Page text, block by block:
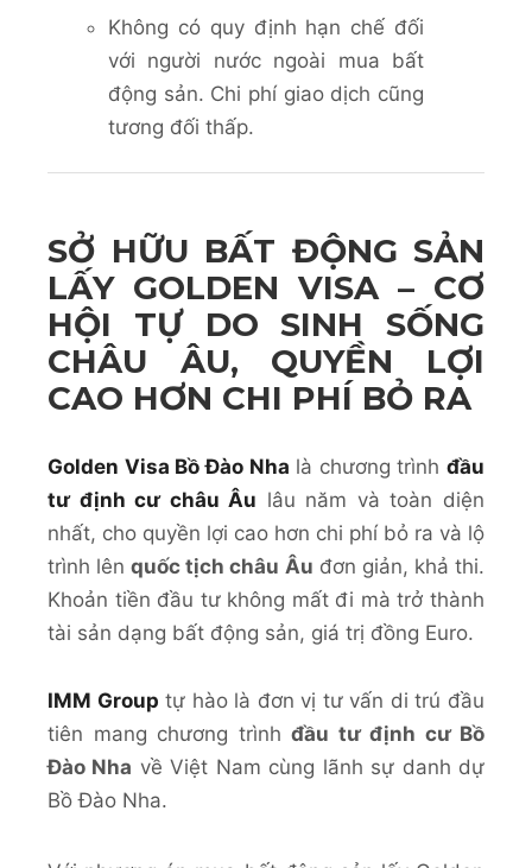
Không có quy định hạn chế đối
với người nước ngoài mua bất
động sản. Chi phí giao dịch cũng
tương đối thấp.
SỞ HỮU BẤT ĐỘNG SẢN
LẤY GOLDEN VISA – CƠ
HỘI TỰ DO SINH SỐNG
CHÂU ÂU, QUYỀN LỢI
CAO HƠN CHI PHÍ BỎ RA
Golden Visa Bồ Đào Nha là chương trình đầu
tư định cư châu Âu lâu năm và toàn diện
nhất, cho quyền lợi cao hơn chi phí bỏ ra và lộ
trình lênquốc tịch châu Âu đơn giản, khả thi.
Khoản tiền đầu tư không mất đi mà trở thành
tài sản dạng bất động sản, giá trị đồng Euro.
IMM Group tự hào là đơn vị tư vấn di trú đầu
tiên mang chương trình đầu tư định cư Bồ
Đào Nha về Việt Nam cùng lãnh sự danh dự
Bồ Đào Nha.